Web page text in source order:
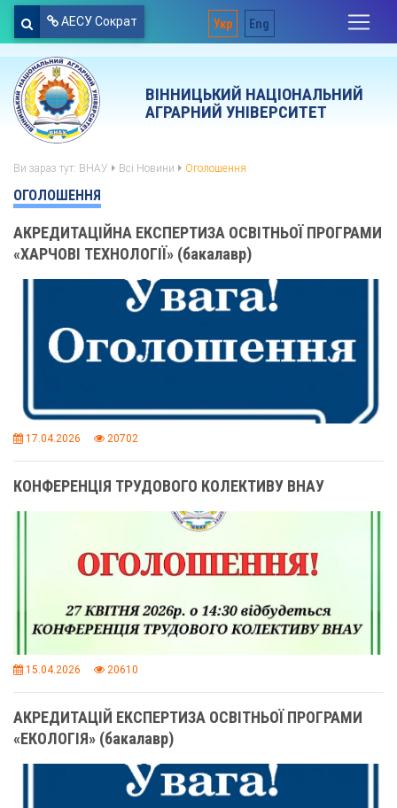
АЕСУ Сократ Укр Eng
ВІННИЦЬКИЙ НАЦІОНАЛЬНИЙ
АГРАРНИЙ УНІВЕРСИТЕТ
Ви зараз тут: ВНАУ Всі Новини Оголошення
ОГОЛОШЕННЯ
АКРЕДИТАЦІЙНА ЕКСПЕРТИЗА ОСВІТНЬОЇ ПРОГРАМИ
«ХАРЧОВІ ТЕХНОЛОГІЇ» (бакалавр)
17.04.2026 20702
КОНФЕРЕНЦІЯ ТРУДОВОГО КОЛЕКТИВУ ВНАУ
15.04.2026 20610
АКРЕДИТАЦІЙ ЕКСПЕРТИЗА ОСВІТНЬОЇ ПРОГРАМИ
«ЕКОЛОГІЯ» (бакалавр)